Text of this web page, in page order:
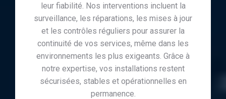
leur fiabilité. Nos interventions incluent la
surveillance, les réparations, les mises à jour
et les contrôles réguliers pour assurer la
continuité de vos services, même dans les
environnements les plus exigeants. Grâce à
notre expertise, vos installations restent
sécurisées, stables et opérationnelles en
permanence.